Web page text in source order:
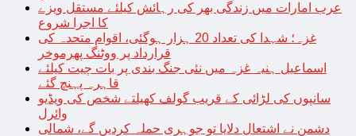
عرب امارات میں زندگی بھر کی رہائش کیلئے مستقل ویزے
کا اجرا شروع
غزہ؛ شہدا کی تعداد 20 ہزار ہوگئی، اقوام متحدہ کی
قرارداد پر ووٹنگ پھرموخر
اسماعیل ہنیہ غزہ میں نئی جنگ بندی پر بات چیت کیلئے
قاہرہ پہنچ گئے
سانپوں کی لڑائی کے قریب گولف کھیلتے شخص کی ویڈیو
وائرل
دشمن نے اشتعال دلایا تو جوہری حملہ کردیں گے، شمالی